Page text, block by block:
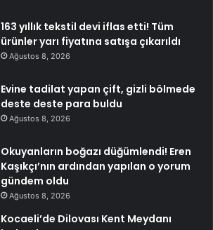
163 yıllık tekstil devi iflas etti! Tüm
ürünler yarı fiyatına satışa çıkarıldı
Ağustos 8, 2026
Evine tadilat yapan çift, gizli bölmede
deste deste para buldu
Ağustos 8, 2026
Okuyanların boğazı düğümlendi! Eren
Kaşıkçı’nın ardından yapılan o yorum
gündem oldu
Ağustos 8, 2026
Kocaeli’de Dilovası Kent Meydanı